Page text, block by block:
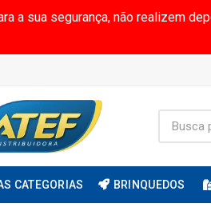
a sua segurança, não realizem
CATEGORIAS BRINQUEDOS